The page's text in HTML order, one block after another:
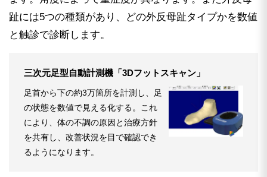
趾には5つの種類があり、どの外反母趾タイプかを数値
と触診で診断します。
三次元足型自動計測機「3Dフットスキャン」
足首から下の約3万箇所を計測し、足
の状態を数値で見える化する。これ
により、体の不調の原因と治療方針
を共有し、改善状況を目で確認でき
るようになります。